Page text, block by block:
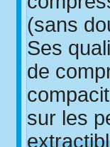
(sans
Ses
de
sur les